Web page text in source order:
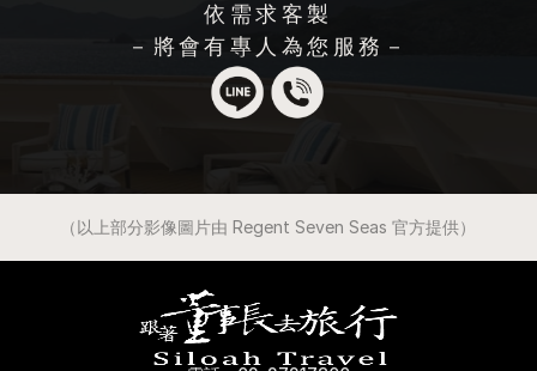
依需求客製
－將會有專人為您服務－
（以上部分影像圖片由 Regent Seven Seas 官方提供）